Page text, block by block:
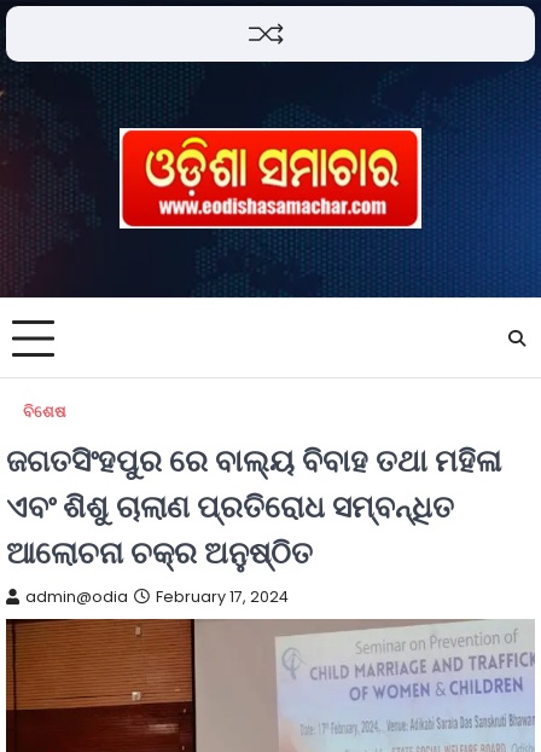
ବିଶେଷ
ଜଗତସିଂହପୁର ରେ ବାଲ୍ୟ ବିବାହ ତଥା ମହିଳା
ଏବଂ ଶିଶୁ ଚାଲାଣ ପ୍ରତିରୋଧ ସମ୍ବନ୍ଧିତ
ଆଲୋଚନା ଚକ୍ର ଅନୁଷ୍ଠିତ
admin@odia February 17, 2024